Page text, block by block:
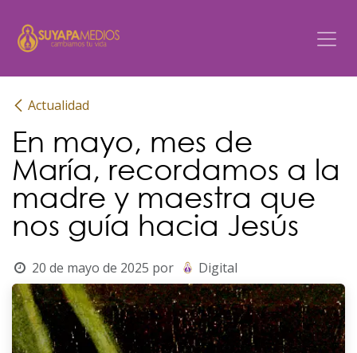
Actualidad
En mayo, mes de
María, recordamos a la
madre y maestra que
nos guía hacia Jesús
20 de mayo de 2025 por Digital